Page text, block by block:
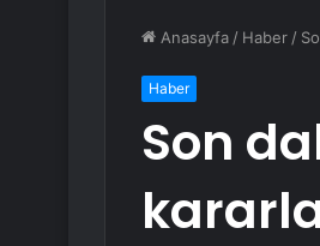
Anasayfa / Haber /
Haber
Son